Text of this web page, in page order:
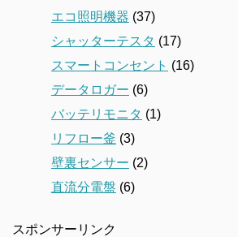
エコ照明機器 (37)
シャッターテスタ (17)
スマートコンセント (16)
データロガー (6)
バッテリモニタ (1)
リフロー釜 (3)
壁裏センサー (2)
直流分電盤 (6)
スポンサーリンク